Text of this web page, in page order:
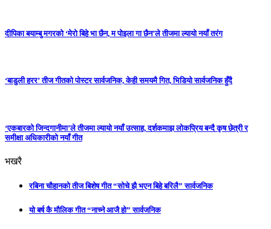
दीपिका बयाम्बु मगरको ‘मेरो बिहे भा छैन, म पोइला गा छैन’ले तीजमा ल्यायो नयाँ तरंग
‘बाडुली हरर’ तीज गीतको पोस्टर सार्वजनिक, केही समयमै गित, भिडियो सार्वजनिक हुँदै
‘एकबारको जिन्दगानीमा’ले तीजमा ल्यायो नयाँ उत्साह, दर्शकमाझ लोकप्रिय बन्दै कृष छेत्री र
समीक्षा अधिकारीको नयाँ गीत
भखरै
रबिना चौहानको तीज बिशेष गीत “सोचे झै भएन बिहे बरिलै” सार्वजनिक
यो बर्ष कै मौलिक गीत “नाच्ने आजै हो” सार्वजनिक